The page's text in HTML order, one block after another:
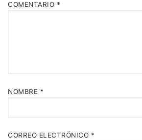
COMENTARIO *
NOMBRE *
CORREO ELECTRÓNICO *